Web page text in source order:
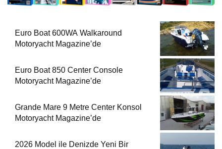
Euro Boat 600WA Walkaround
Motoryacht Magazine’de
Euro Boat 850 Center Console
Motoryacht Magazine’de
Grande Mare 9 Metre Center Konsol
Motoryacht Magazine’de
2026 Model ile Denizde Yeni Bir